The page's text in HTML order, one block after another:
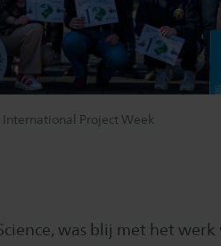
Project Week
was blij met het